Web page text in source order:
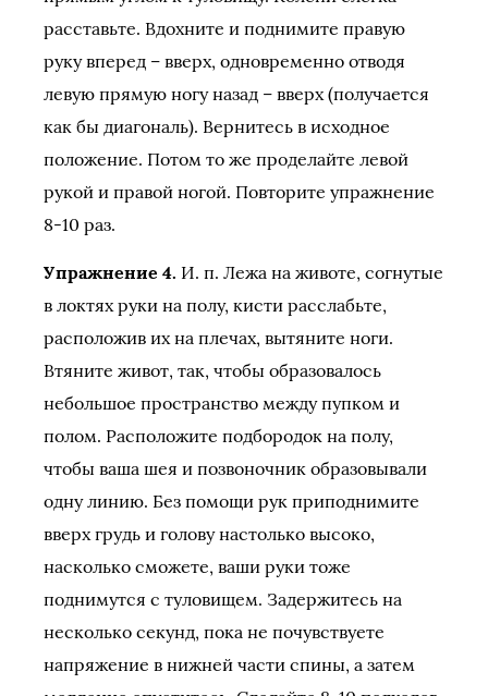
расставьте. Вдохните и поднимите правую
руку вперед – вверх, одновременно отводя
левую прямую ногу назад – вверх (получается
как бы диагональ). Вернитесь в исходное
положение. Потом то же проделайте левой
рукой и правой ногой. Повторите упражнение
8-10 раз.
Упражнение 4. И. п. Лежа на животе, согнутые
в локтях руки на полу, кисти расслабьте,
расположив их на плечах, вытяните ноги.
Втяните живот, так, чтобы образовалось
небольшое пространство между пупком и
полом. Расположите подбородок на полу,
чтобы ваша шея и позвоночник образовывали
одну линию. Без помощи рук приподнимите
вверх грудь и голову настолько высоко,
насколько сможете, ваши руки тоже
поднимутся с туловищем. Задержитесь на
несколько секунд, пока не почувствуете
напряжение в нижней части спины, а затем